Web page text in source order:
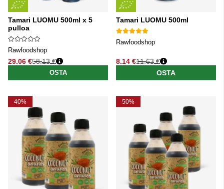
Tamari LUOMU 500ml x 5
pulloa
Rawfoodshop
29.06 €
Normaali hinta
58.13 €
OSTA
Tamari LUOMU 500ml
Rawfoodshop
8.14 €
Normaali hinta
11.63 €
OSTA
40% 50%